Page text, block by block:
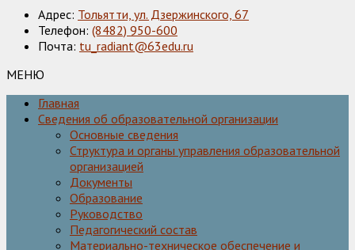
Адрес: Тольятти, ул. Дзержинского, 67
Телефон: (8482) 950-600
Почта: tu_radiant@63edu.ru
МЕНЮ
Главная
Сведения об образовательной организации
Основные сведения
Структура и органы управления образовательной
организацией
Документы
Образование
Руководство
Педагогический состав
Материально-техническое обеспечение и